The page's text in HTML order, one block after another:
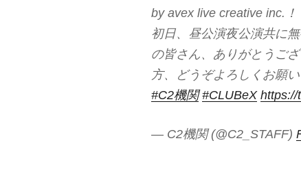
by avex live creative inc.！
初日、昼公演夜公演共に
の皆さん、ありがとうご
方、どうぞよろしくお願
#C2機関 #CLUBeX https://
— C2機関 (@C2_STAFF)